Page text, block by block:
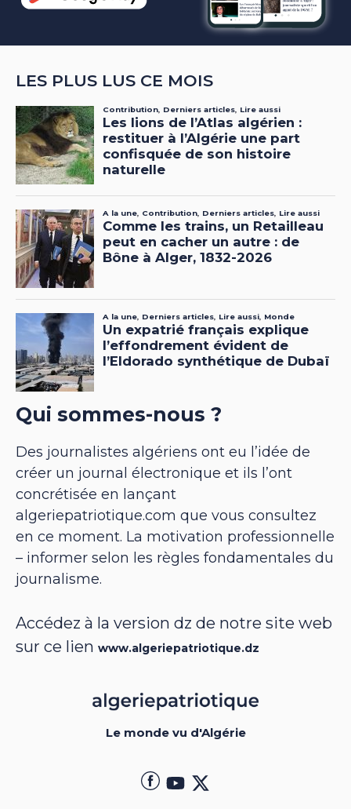
LES PLUS LUS CE MOIS
Qui sommes-nous ?
Des journalistes algériens ont eu l’idée de
créer un journal électronique et ils l’ont
concrétisée en lançant
algeriepatriotique.com que vous consultez
en ce moment. La motivation professionnelle
– informer selon les règles fondamentales du
journalisme.
Accédez à la version dz de notre site web
sur ce lien www.algeriepatriotique.dz
Le monde vu d'Algérie